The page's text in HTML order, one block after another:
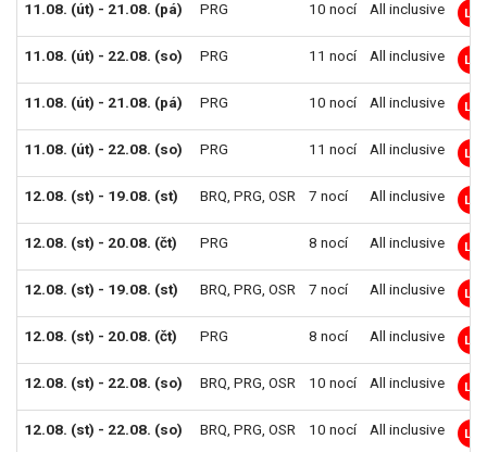
11.08. (út) - 21.08. (pá) PRG 10 nocí All inclusive LM
11.08. (út) - 22.08. (so) PRG 11 nocí All inclusive LM
11.08. (út) - 21.08. (pá) PRG 10 nocí All inclusive LM
11.08. (út) - 22.08. (so) PRG 11 nocí All inclusive LM
12.08. (st) - 19.08. (st) BRQ PRG OSR 7 nocí All inclusive LM
12.08. (st) - 20.08. (čt) PRG 8 nocí All inclusive LM
12.08. (st) - 19.08. (st) BRQ PRG OSR 7 nocí All inclusive LM
12.08. (st) - 20.08. (čt) PRG 8 nocí All inclusive LM
12.08. (st) - 22.08. (so) BRQ PRG OSR 10 nocí All inclusive LM
12.08. (st) - 22.08. (so) BRQ PRG OSR 10 nocí All inclusive LM